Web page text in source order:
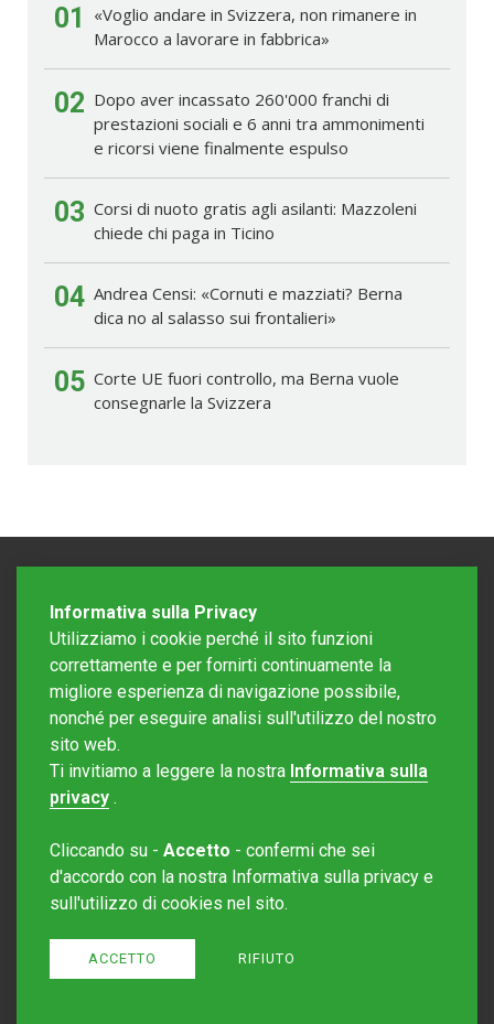
01
«Voglio andare in Svizzera, non rimanere in
Marocco a lavorare in fabbrica»
02 Dopo aver incassato 260'000 franchi di
prestazioni sociali e 6 anni tra ammonimenti
e ricorsi viene finalmente espulso
03 Corsi di nuoto gratis agli asilanti: Mazzoleni
chiede chi paga in Ticino
04 Andrea Censi: «Cornuti e mazziati? Berna
dica no al salasso sui frontalieri»
05 Corte UE fuori controllo, ma Berna vuole
consegnarle la Svizzera
Editore Rotostampa SA
Sito creato daRedesign
Informativa sulla Privacy
Utilizziamo i cookie perché il sito funzioni
correttamente e per fornirti continuamente la
migliore esperienza di navigazione possibile,
nonché per eseguire analisi sull'utilizzo del nostro
sito web.
Ti invitiamo a leggere la nostra Informativa sulla
privacy .
Cliccando su - Accetto - confermi che sei
d'accordo con la nostra Informativa sulla privacy e
sull'utilizzo di cookies nel sito.
ACCETTO RIFIUTO